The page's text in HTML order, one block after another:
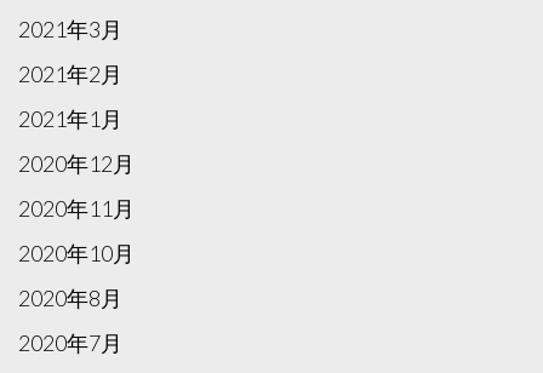
2021年3月
2021年2月
2021年1月
2020年12月
2020年11月
2020年10月
2020年8月
2020年7月